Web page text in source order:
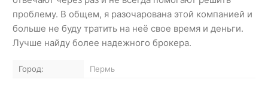
проблему. В общем, я разочарована этой компанией и
больше не буду тратить на неё свое время и деньги.
Лучше найду более надежного брокера.
Город: Пермь